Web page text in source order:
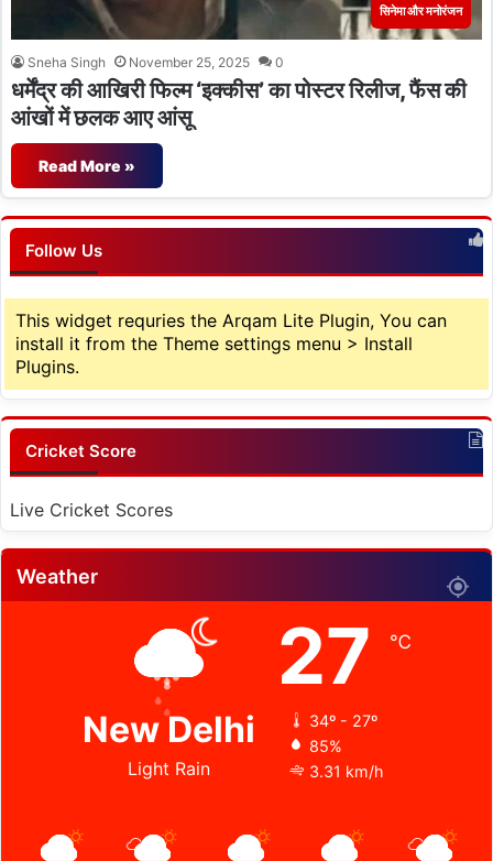
सिनेमा और मनोरंजन
Sneha Singh November 25, 2025 0
धर्मेंद्र की आखिरी फिल्म ‘इक्कीस’ का पोस्टर रिलीज, फैंस की
आंखों में छलक आए आंसू
Read More »
Follow Us
This widget requries the Arqam Lite Plugin, You can
install it from the Theme settings menu > Install
Plugins.
Cricket Score
Live Cricket Scores
Weather
New Delhi
Light Rain
27 ℃
34º - 27º
85%
3.31 km/h